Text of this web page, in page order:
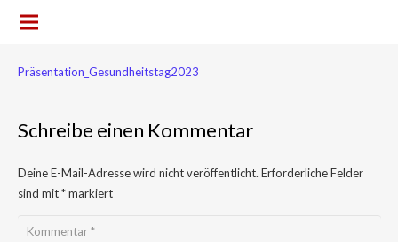
Präsentation_Gesundheitstag2023
Schreibe einen Kommentar
Deine E-Mail-Adresse wird nicht veröffentlicht. Erforderliche Felder
sind mit*markiert